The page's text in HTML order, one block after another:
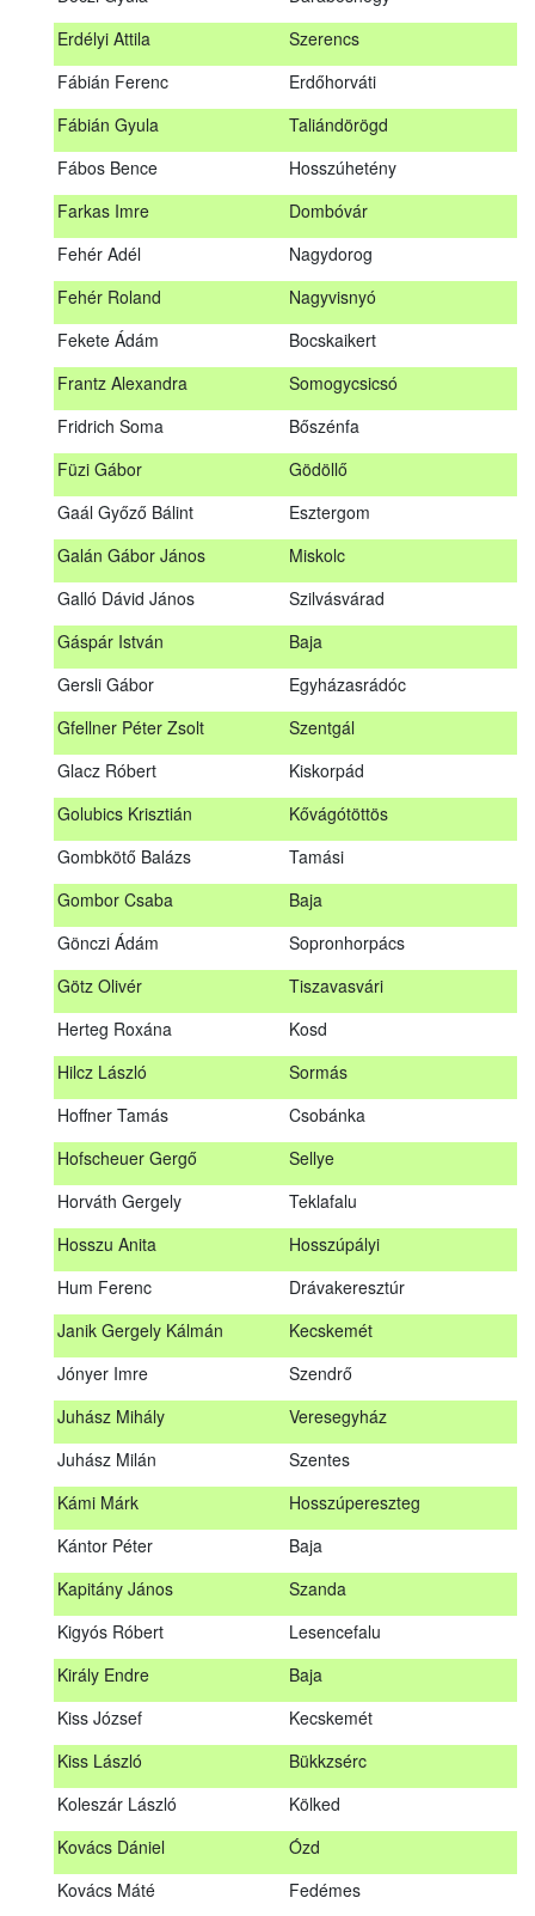
Erdélyi Attila
Szerencs
Fábián Ferenc
Erdőhorváti
Fábián Gyula
Taliándörögd
Fábos Bence
Hosszúhetény
Farkas Imre
Dombóvár
Fehér Adél
Nagydorog
Fehér Roland
Nagyvisnyó
Fekete Ádám
Bocskaikert
Frantz Alexandra
Somogycsicsó
Fridrich Soma
Bőszénfa
Füzi Gábor
Gödöllő
Gaál Győző Bálint
Esztergom
Galán Gábor János
Miskolc
Galló Dávid János
Szilvásvárad
Gáspár István
Baja
Gersli Gábor
Egyházasrádóc
Gfellner Péter Zsolt
Szentgál
Glacz Róbert
Kiskorpád
Golubics Krisztián
Kővágótöttös
Gombkötő Balázs
Tamási
Gombor Csaba
Baja
Gönczi Ádám
Sopronhorpács
Götz Olivér
Tiszavasvári
Herteg Roxána
Kosd
Hilcz László
Sormás
Hoffner Tamás
Csobánka
Hofscheuer Gergő
Sellye
Horváth Gergely
Teklafalu
Hosszu Anita
Hosszúpályi
Hum Ferenc
Drávakeresztúr
Janik Gergely Kálmán
Kecskemét
Jónyer Imre
Szendrő
Juhász Mihály
Veresegyház
Juhász Milán
Szentes
Kámi Márk
Hosszúpereszteg
Kántor Péter
Baja
Kapitány János
Szanda
Kigyós Róbert
Lesencefalu
Király Endre
Baja
Kiss József
Kecskemét
Kiss László
Bükkzsérc
Koleszár László
Kölked
Kovács Dániel
Ózd
Kovács Máté
Fedémes
Cseri Árpád
Cserményiné Váradi Melinda
Csók Péter
Budapest 16. ker.
Daraboshegy
Erdőhorváti
Taliándörögd
Dombóvár
Fekete Ádám
Bocskaikert
Gaál Győző Bálint
Esztergom
Miskolc
Szilvásvárad
Egyházasrádóc
Kiskorpád
Kővágótöttös
Gombor Csaba
Kosd
Csobánka
Horváth Gergely
Hosszu Anita
Drávakeresztúr
Szendrő
Veresegyház
Juhász Milán
Kámi Márk
Kántor Péter
Baja